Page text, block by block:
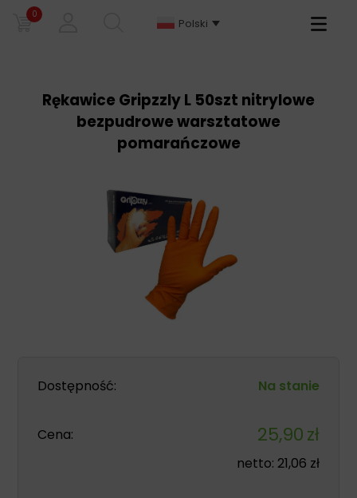
0
Polski
Primary
Rękawice Gripzzly L 50szt nitrylowe
bezpudrowe warsztatowe
pomarańczowe
Dostępność: Na stanie
Cena: 25,90zł
netto: 21,06 zł